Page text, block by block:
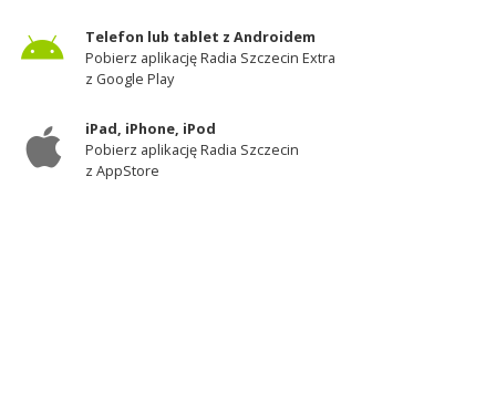
Telefon lub tablet z Androidem
Pobierz aplikację Radia Szczecin Extra
z Google Play
iPad, iPhone, iPod
Pobierz aplikację Radia Szczecin
z AppStore